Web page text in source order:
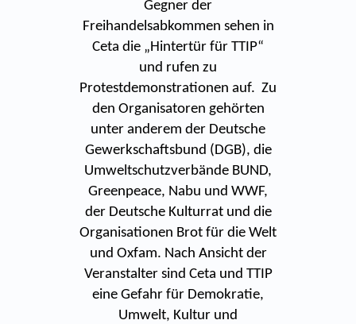
Gegner der
Freihandelsabkommen sehen in
Ceta die „Hintertür für TTIP“
und rufen zu
Protestdemonstrationen auf. Zu
den Organisatoren gehörten
unter anderem der Deutsche
Gewerkschaftsbund (DGB), die
Umweltschutzverbände BUND,
Greenpeace, Nabu und WWF,
der Deutsche Kulturrat und die
Organisationen Brot für die Welt
und Oxfam. Nach Ansicht der
Veranstalter sind Ceta und TTIP
eine Gefahr für Demokratie,
Umwelt, Kultur und